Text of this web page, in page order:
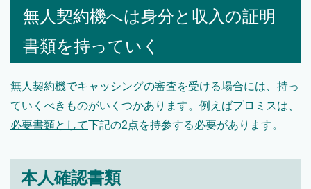
無人契約機へは身分と収入の証明
書類を持っていく
無人契約機でキャッシングの審査を受ける場合には、持っ
ていくべきものがいくつかあります。例えばプロミスは、
必要書類として下記の2点を持参する必要があります。
本人確認書類